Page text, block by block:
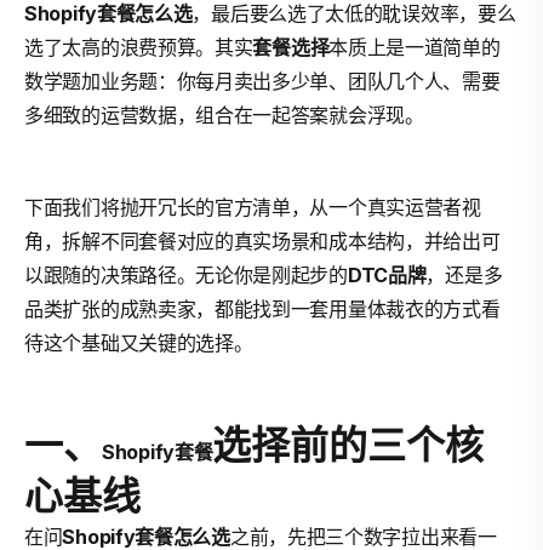
Shopify套餐怎么选，最后要么选了太低的耽误效率，要么
选了太高的浪费预算。其实套餐选择本质上是一道简单的
数学题加业务题：你每月卖出多少单、团队几个人、需要
多细致的运营数据，组合在一起答案就会浮现。
下面我们将抛开冗长的官方清单，从一个真实运营者视
角，拆解不同套餐对应的真实场景和成本结构，并给出可
以跟随的决策路径。无论你是刚起步的DTC品牌，还是多
品类扩张的成熟卖家，都能找到一套用量体裁衣的方式看
待这个基础又关键的选择。
一、 Shopify套餐选择前的三个核
心基线
在问Shopify套餐怎么选之前，先把三个数字拉出来看一